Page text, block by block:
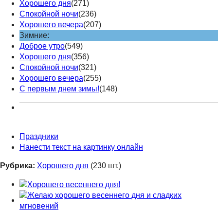
Хорошего дня(271)
Спокойной ночи(236)
Хорошего вечера(207)
Зимние:
Доброе утро(549)
Хорошего дня(356)
Спокойной ночи(321)
Хорошего вечера(255)
С первым днем зимы!(148)
Праздники
Нанести текст на картинку онлайн
Рубрика: Хорошего дня (230 шт.)